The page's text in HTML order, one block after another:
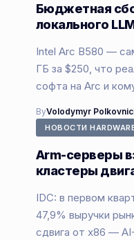
Бюджетная
локального
Intel Arc B580 —
ГБ за $250, что
софта на Arc и
ByVolodymyr
НОВОСТИ
Arm-серверы
кластеры
IDC: в первом
47,9% выручки
сдвига от x86 —